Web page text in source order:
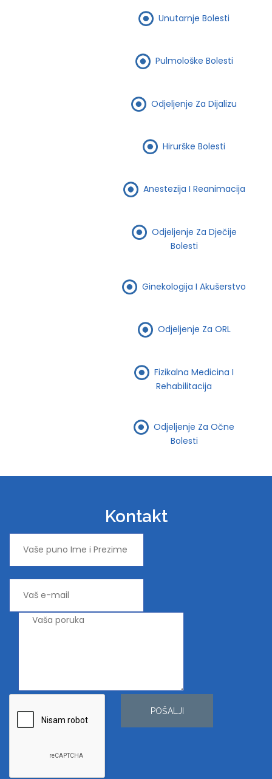
Unutarnje Bolesti
Pulmološke Bolesti
Odjeljenje Za Dijalizu
Hirurške Bolesti
Anestezija I Reanimacija
Odjeljenje Za Dječije
Bolesti
Ginekologija I Akušerstvo
Odjeljenje Za ORL
Fizikalna Medicina I
Rehabilitacija
Odjeljenje Za Očne
Bolesti
Kontakt
POŠALJI